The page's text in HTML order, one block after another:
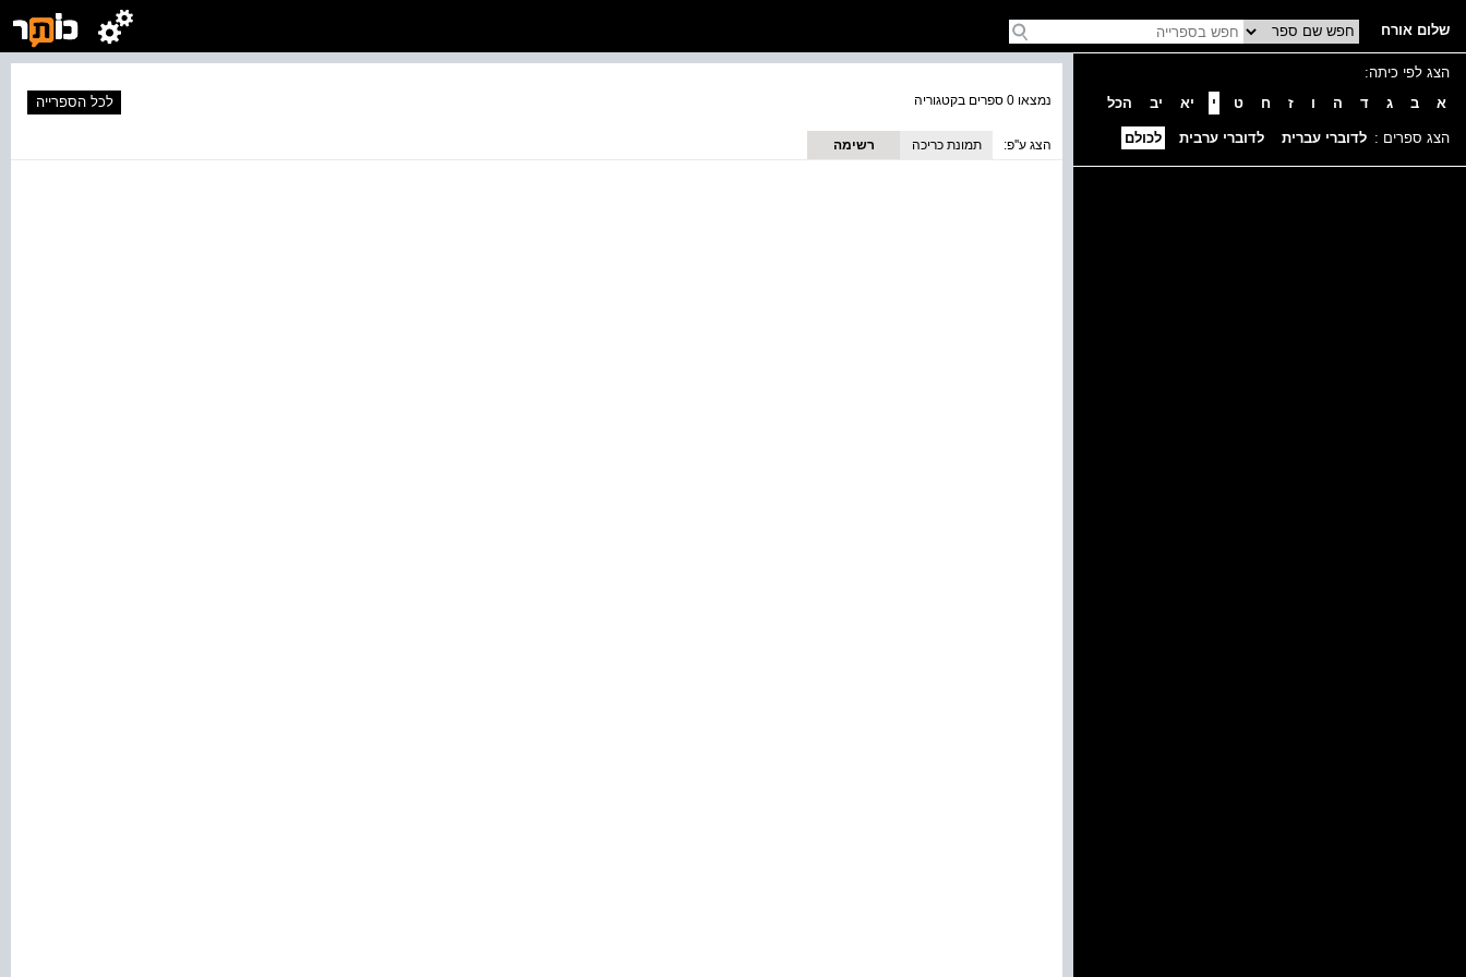
שלום אורח
הצג לפי כיתה:
א
ב ג ד ה ו ז ח ט י יא יב הכל
הצג ספרים : לדוברי עברית לדוברי ערבית לכולם
נמצאו 0 ספרים בקטגוריה לכל הספרייה
הצג ע''פ: תמונת כריכה רשימה